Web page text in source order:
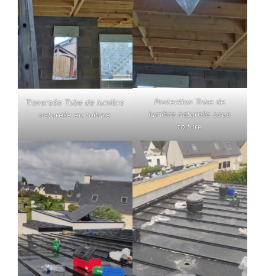
Traversée Tube de lumière
naturelle en toiture
Protection Tube de
lumière naturelle sous
toiture